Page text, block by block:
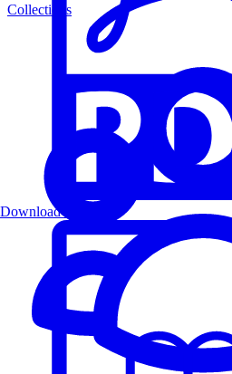
Collections
Download PDF